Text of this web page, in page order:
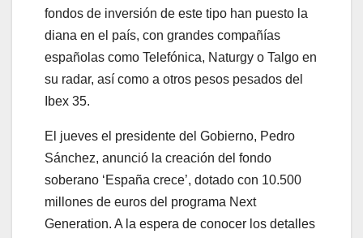
fondos de inversión de este tipo han puesto la
diana en el país, con grandes compañías
españolas como Telefónica, Naturgy o Talgo en
su radar, así como a otros pesos pesados del
Ibex 35.
El jueves el presidente del Gobierno, Pedro
Sánchez, anunció la creación del fondo
soberano ‘España crece’, dotado con 10.500
millones de euros del programa Next
Generation. A la espera de conocer los detalles